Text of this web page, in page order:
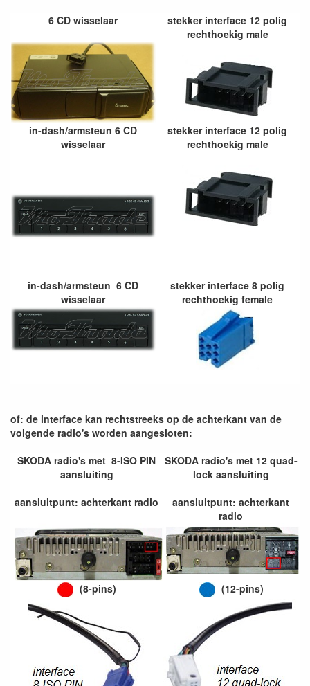
6 CD wisselaar
stekker interface 12 polig
rechthoekig male
in-dash/armsteun 6 CD
wisselaar
stekker interface 12 polig
rechthoekig male
in-dash/armsteun 6 CD
wisselaar
stekker interface 8 polig
rechthoekig female
of: de interface kan rechtstreeks op de achterkant van de
volgende radio's worden aangesloten:
SKODA radio's met 8-ISO PIN
aansluiting
SKODA radio's met 12 quad-
lock aansluiting
aansluitpunt: achterkant radio
aansluitpunt: achterkant
radio
(8-pins) (12-pins)